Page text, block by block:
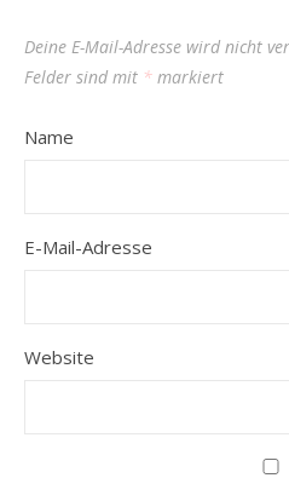
Deine E-Mail-Adresse wird nicht
Felder sind mit * markiert
Name
E-Mail-Adresse
Website